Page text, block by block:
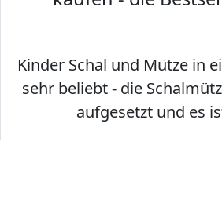
Kinder Schal und Mütze in
sehr beliebt - die
aufgesetzt und es